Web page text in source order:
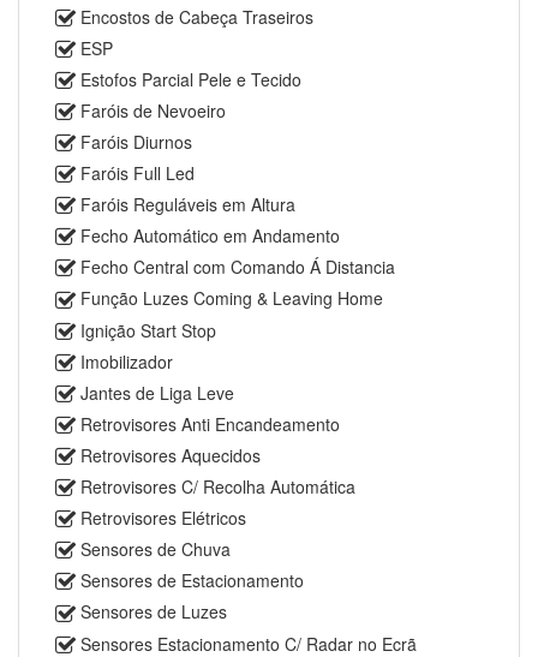
Encostos de Cabeça Traseiros
ESP
Estofos Parcial Pele e Tecido
Faróis de Nevoeiro
Faróis Diurnos
Faróis Full Led
Faróis Reguláveis em Altura
Fecho Automático em Andamento
Fecho Central com Comando Á Distancia
Função Luzes Coming & Leaving Home
Ignição Start Stop
Imobilizador
Jantes de Liga Leve
Retrovisores Anti Encandeamento
Retrovisores Aquecidos
Retrovisores C/ Recolha Automática
Retrovisores Elétricos
Sensores de Chuva
Sensores de Estacionamento
Sensores de Luzes
Sensores Estacionamento C/ Radar no Ecrã